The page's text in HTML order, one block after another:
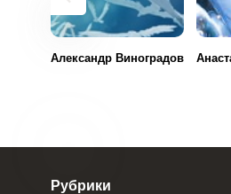
Александр Виноградов
Рубрики